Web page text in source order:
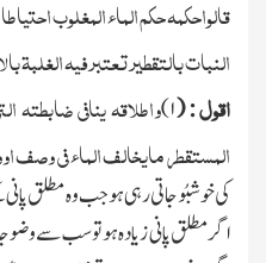
قالواحکمہ حکم الماء المغلوب احتیاطا
النبات بالتقطیر تعتبر فیہ الغلبۃ
اقول: (۱) واطلاقہ ینافی ضابطتہ
المستقطر مایخالف الماء فی وصف
کی خوشبُو جاتی رہی ہو جب وہ مطلق پانی
اگر مطلق پانی زیادہ ہو تو سب سے وضو